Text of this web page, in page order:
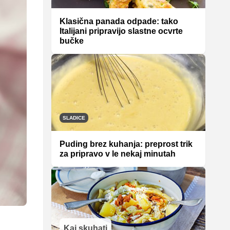
Klasična panada odpade: tako
Italijani pripravijo slastne ocvrte
bučke
SLADICE
Puding brez kuhanja: preprost trik
za pripravo v le nekaj minutah
Kaj skuhati